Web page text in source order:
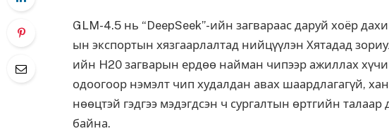
GLM-4.5 нь “DeepSeek”-ийн загвараас даруй хоёр
ын экспортын хязгаарлалтад нийцүүлэн Хятадад
ийн H20 загварын ердөө найман чипээр ажиллах
одоогоор нэмэлт чип худалдан авах шаардлагагүй,
нөөцтэй гэдгээ мэдэгдсэн ч сургалтын өртгийн талаар
байна.